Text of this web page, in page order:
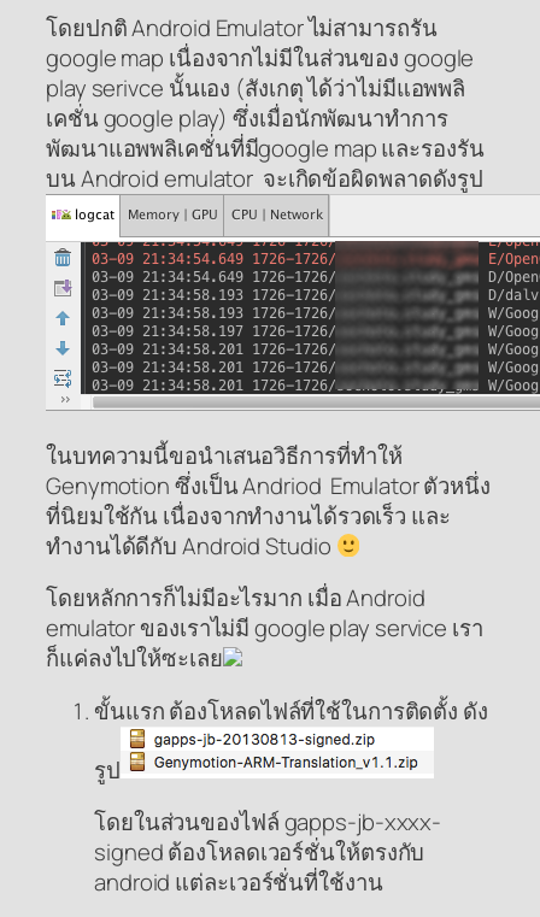
โดยปกติ Android Emulator ไม่สามารถรัน
google map เนื่องจากไม่มีในส่วนของ google
play serivce นั้นเอง (สังเกตุ ได้ว่าไม่มีแอพพลิ
เคชั่น google play) ซึ่งเมื่อนักพัฒนาทำการ
พัฒนาแอพพลิเคชั่นที่มีgoogle map และรองรัน
บน Android emulator จะเกิดข้อผิดพลาดดังรูป
ในบทความนี้ขอนำเสนอวิธีการที่ทำให้
Genymotion ซึ่งเป็น Andriod Emulator ตัวหนึ่ง
ที่นิยมใช้กัน เนื่องจากทำงานได้รวดเร็ว และ
ทำงานได้ดีกับ Android Studio
โดยหลักการก็ไม่มีอะไรมาก เมื่อ Android
emulator ของเราไม่มี google play service เรา
ก็แค่ลงไปให้ซะเลย
ขั้นแรก ต้องโหลดไฟล์ที่ใช้ในการติดตั้ง ดัง
รูป
โดยในส่วนของไฟล์ gapps-jb-xxxx-
signed ต้องโหลดเวอร์ชั่นให้ตรงกับ
android แต่ละเวอร์ชั่นที่ใช้งาน